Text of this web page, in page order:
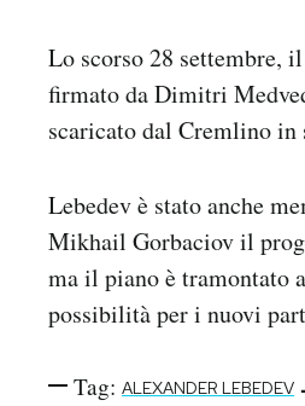
Lo scorso 28 settembre,
firmato da Dimitri
scaricato dal Cremlino in
Lebedev è stato anche
Mikhail Gorbaciov il
ma il piano è tramontato
possibilità per i nuovi
Tag: ALEXANDER LEBEDEV